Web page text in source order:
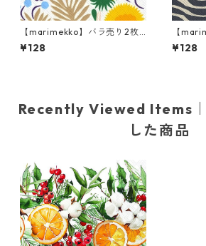
【marimekko】バラ売り2枚
ランチサイズ ペーパーナプキ
ン PIKKUKELLUKKA ホワイト
¥128
【
ランチ
ン
¥128
Recently Viewed Items｜
した商品